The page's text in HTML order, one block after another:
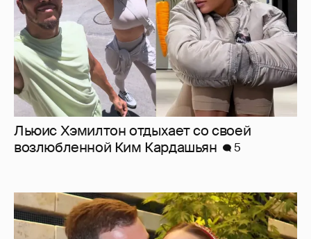
Льюис Хэмилтон отдыхает со своей
возлюбленной Ким Кардашьян
5